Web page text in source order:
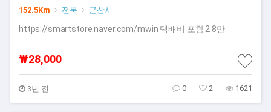
152.5Km 전북 군산시
https://smartstore.naver.com/mwin 택배비 포함 2.8만
₩28,000
3년 전 0 2 1621